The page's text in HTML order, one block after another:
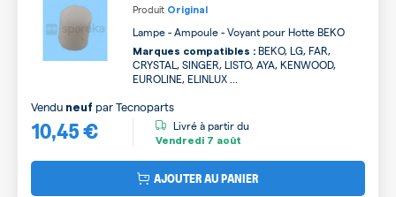
Produit Original
Lampe - Ampoule - Voyant pour Hotte BEKO
Marques compatibles : BEKO, LG, FAR,
CRYSTAL, SINGER, LISTO, AYA, KENWOOD,
EUROLINE, ELINLUX ...
10,45 €
Vendu neuf parTecnoparts
Livré à partir du
Vendredi 7 août
AJOUTER AU PANIER